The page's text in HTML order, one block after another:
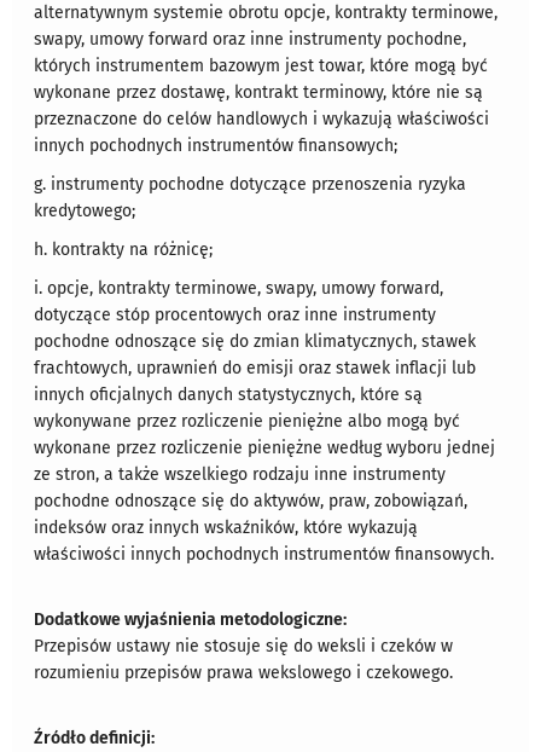
alternatywnym systemie obrotu opcje, kontrakty terminowe,
swapy, umowy forward oraz inne instrumenty pochodne,
których instrumentem bazowym jest towar, które mogą być
wykonane przez dostawę, kontrakt terminowy, które nie są
przeznaczone do celów handlowych i wykazują właściwości
innych pochodnych instrumentów finansowych;
g. instrumenty pochodne dotyczące przenoszenia ryzyka
kredytowego;
h. kontrakty na różnicę;
i. opcje, kontrakty terminowe, swapy, umowy forward,
dotyczące stóp procentowych oraz inne instrumenty
pochodne odnoszące się do zmian klimatycznych, stawek
frachtowych, uprawnień do emisji oraz stawek inflacji lub
innych oficjalnych danych statystycznych, które są
wykonywane przez rozliczenie pieniężne albo mogą być
wykonane przez rozliczenie pieniężne według wyboru jednej
ze stron, a także wszelkiego rodzaju inne instrumenty
pochodne odnoszące się do aktywów, praw, zobowiązań,
indeksów oraz innych wskaźników, które wykazują
właściwości innych pochodnych instrumentów finansowych.
Dodatkowe wyjaśnienia metodologiczne:
Przepisów ustawy nie stosuje się do weksli i czeków w
rozumieniu przepisów prawa wekslowego i czekowego.
Źródło definicji: